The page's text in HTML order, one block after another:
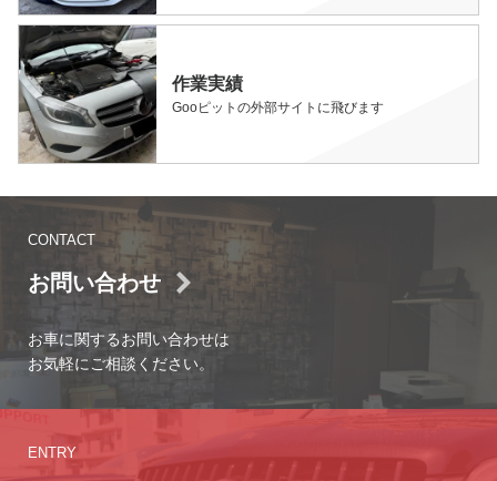
作業実績
Gooピットの外部サイトに飛びます
CONTACT
お問い合わせ
お車に関するお問い合わせは
お気軽にご相談ください。
ENTRY